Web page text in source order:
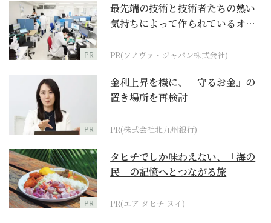
PR
最先端の技術と技術者たちの熱い
気持ちによって作られているオー
PR(ソノヴァ・ジャパン株式会社)
PR
金利上昇を機に、『守るお金』の
置き場所を再検討
PR(株式会社北九州銀行)
PR
タヒチでしか味わえない、「海の
民」の記憶へとつながる旅
PR(エア タヒチ ヌイ)